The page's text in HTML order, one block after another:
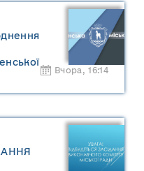
та
Вчора, 16:14